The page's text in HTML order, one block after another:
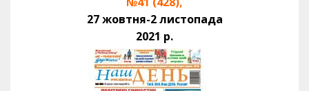
27 жовтня-2 листопада
2021 р.